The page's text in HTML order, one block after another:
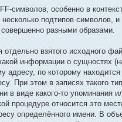
символов, особенно в
подтипов символов,
разными образами.
отдельно взятого исходного
информации о сущностях
адресу, по которому
При этом в записях такого
в виде какого-то упоминания
процедуре относится это
определённого имени. В